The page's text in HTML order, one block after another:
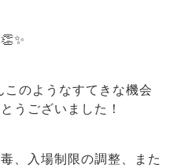
のようなすてきな機会
うございました！
、入場制限の調整、また